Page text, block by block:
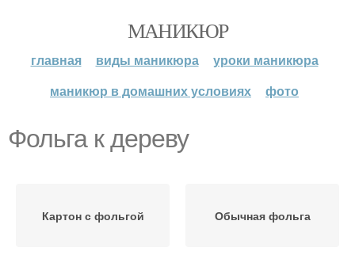
МАНИКЮР
главная виды маникюра
уроки маникюра
маникюр в домашних условиях
фото
Фольга к дереву
Картон с фольгой Обычная фольга